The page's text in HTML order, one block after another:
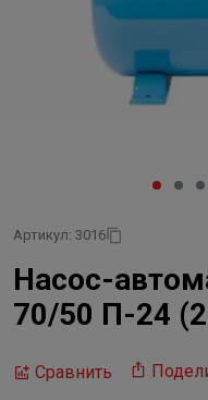
Артикул: 3016
Насос-
70/50 П-24
Сравнить